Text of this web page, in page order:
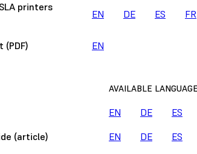
printers
EN DE ES FR
EN
AVAILABLE
EN DE ES
(article)
EN DE ES